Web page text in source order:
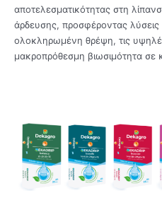
αποτελεσματικότητας στη
άρδευσης, προσφέροντας
ολοκληρωμένη θρέψη, τις
μακροπρόθεσμη βιωσιμότητα σε